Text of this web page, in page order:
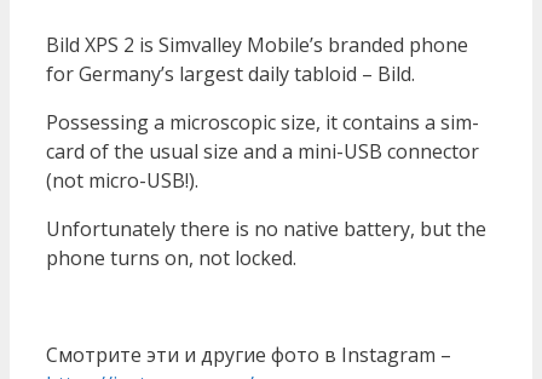
Bild XPS 2 is Simvalley Mobile’s branded phone
for Germany’s largest daily tabloid – Bild.
Possessing a microscopic size, it contains a sim-
card of the usual size and a mini-USB connector
(not micro-USB!).
Unfortunately there is no native battery, but the
phone turns on, not locked.
Смотрите эти и другие фото в Instagram –